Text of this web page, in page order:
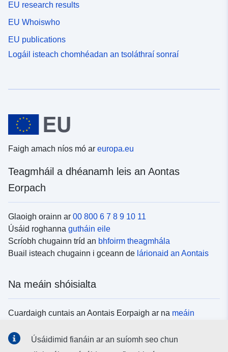
EU research results
EU Whoiswho
EU publications
Logáil isteach chomhéadan an tsoláthraí sonraí
Faigh amach níos mó ar europa.eu
Teagmháil a dhéanamh leis an Aontas
Eorpach
Glaoigh orainn ar 00 800 6 7 8 9 10 11
Úsáid roghanna gutháin eile
Scríobh chugainn tríd an bhfoirm theagmhála
Buail isteach chugainn i gceann de lárionaid an Aontais
Na meáin shóisialta
Cuardaigh cuntais an Aontais Eorpaigh ar na meáin
Úsáidimid fianáin ar an suíomh seo chun